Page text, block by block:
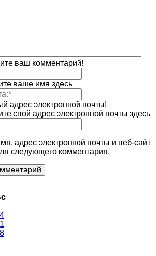
ваш комментарий!
ваше имя здесь
адрес электронной почты!
свой адрес электронной почты здесь
адрес электронной почты и веб-сайт
следующего комментария.